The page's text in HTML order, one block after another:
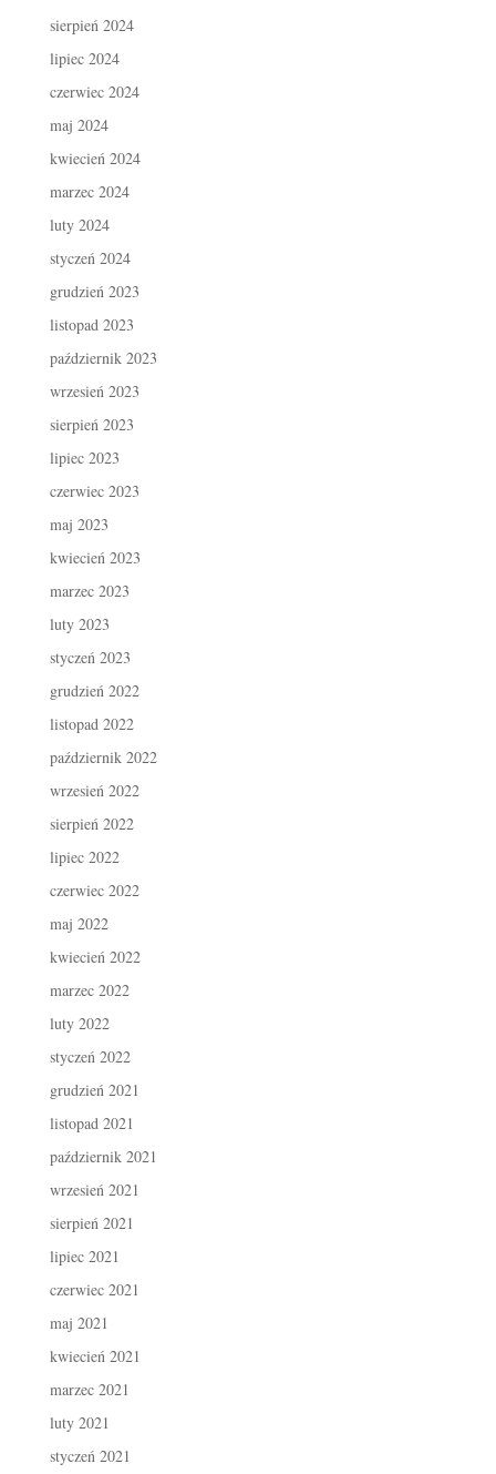
sierpień 2024
lipiec 2024
czerwiec 2024
maj 2024
kwiecień 2024
marzec 2024
luty 2024
styczeń 2024
grudzień 2023
listopad 2023
październik 2023
wrzesień 2023
sierpień 2023
lipiec 2023
czerwiec 2023
maj 2023
kwiecień 2023
marzec 2023
luty 2023
styczeń 2023
grudzień 2022
listopad 2022
październik 2022
wrzesień 2022
sierpień 2022
lipiec 2022
czerwiec 2022
maj 2022
kwiecień 2022
marzec 2022
luty 2022
styczeń 2022
grudzień 2021
listopad 2021
październik 2021
wrzesień 2021
sierpień 2021
lipiec 2021
czerwiec 2021
maj 2021
kwiecień 2021
marzec 2021
luty 2021
styczeń 2021